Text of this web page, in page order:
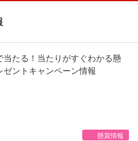
当たる！当たりがすぐわかる懸
ゼントキャンペーン情報
懸賞情報